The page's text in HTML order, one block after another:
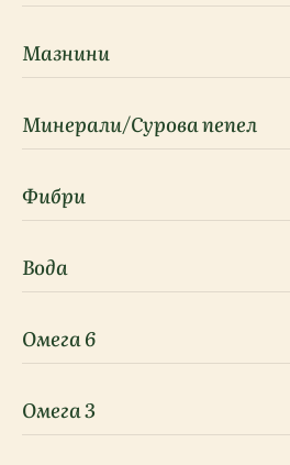
Мазнини
Минерали/Сурова пепел
Фибри
Вода
Омега 6
Омега 3